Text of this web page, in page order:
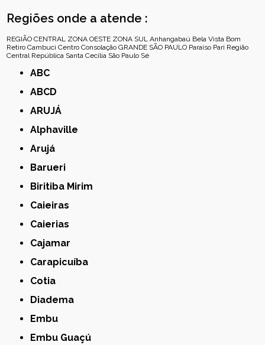
Regiões onde a atende :
REGIÃO CENTRAL ZONA OESTE ZONA SUL Anhangabaú Bela Vista Bom
Retiro Cambuci Centro Consolação GRANDE SÃO PAULO Paraíso Pari Região
Central República Santa Cecília São Paulo Sé
ABC
ABCD
ARUJÁ
Alphaville
Arujá
Barueri
Biritiba Mirim
Caieiras
Caierias
Cajamar
Carapicuíba
Cotia
Diadema
Embu
Embu Guaçú